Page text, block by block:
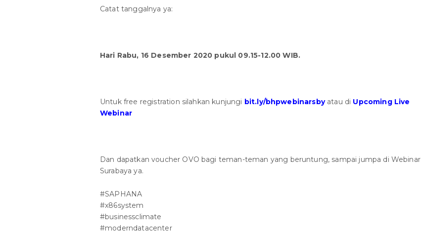
Catat tanggalnya ya:
Hari Rabu, 16 Desember 2020 pukul 09.15-12.00 WIB.
Untuk free registration silahkan kunjungi bit.ly/bhpwebinarsbyatau di Upcoming Live
Webinar
Dan dapatkan voucher OVO bagi teman-teman yang beruntung, sampai jumpa di Webinar
Surabaya ya.
#SAPHANA
#x86system
#businessclimate
#moderndatacenter